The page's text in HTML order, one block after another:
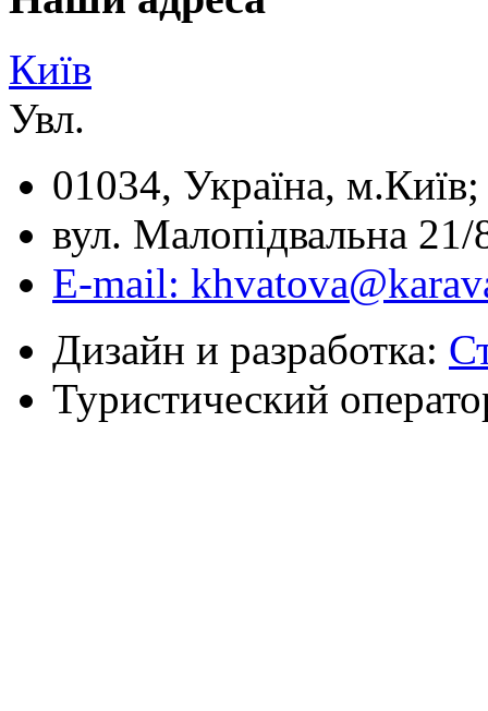
Київ
Увл.
01034, Україна, м.Київ;
вул. Малопідвальна 21/
E-mail:
Дизайн и разработка:
Туристический